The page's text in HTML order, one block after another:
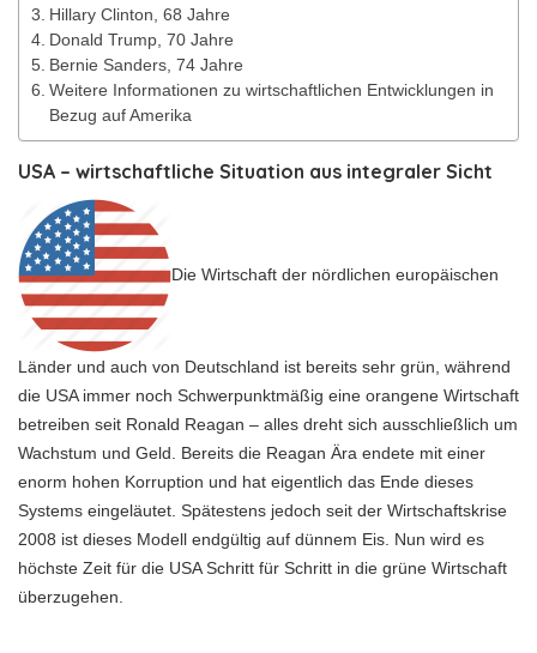
Hillary Clinton, 68 Jahre
Donald Trump, 70 Jahre
Bernie Sanders, 74 Jahre
Weitere Informationen zu wirtschaftlichen Entwicklungen in
Bezug auf Amerika
USA – wirtschaftliche Situation aus integraler Sicht
Die Wirtschaft der nördlichen europäischen
Länder und auch von Deutschland ist bereits sehr grün, während
die USA immer noch Schwerpunktmäßig eine orangene Wirtschaft
betreiben seit Ronald Reagan – alles dreht sich ausschließlich um
Wachstum und Geld. Bereits die Reagan Ära endete mit einer
enorm hohen Korruption und hat eigentlich das Ende dieses
Systems eingeläutet. Spätestens jedoch seit der Wirtschaftskrise
2008 ist dieses Modell endgültig auf dünnem Eis. Nun wird es
höchste Zeit für die USA Schritt für Schritt in die grüne Wirtschaft
überzugehen.